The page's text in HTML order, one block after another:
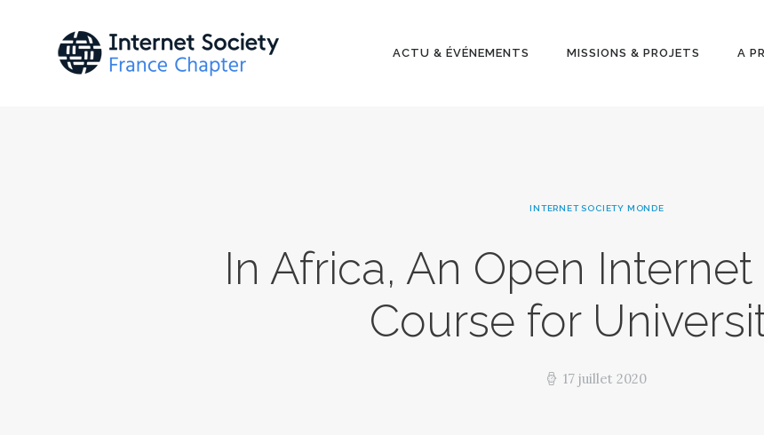
ACTU & ÉVÉNEMENTS MISSIONS & PROJETS A
INTERNET SOCIETY MONDE
In Africa, An Open
Course for
17 juillet 2020
ÉVÉNEMENT